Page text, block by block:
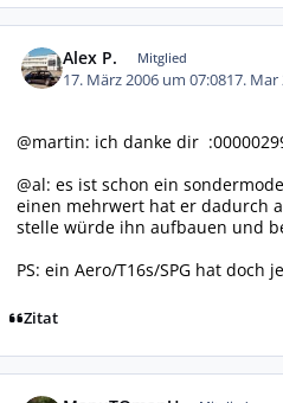
Alex P. Mitglied
17. März 2006 um 07:0817. Mar
@martin: ich danke dir
@al: es ist schon ein
einen mehrwert hat er dadurch
stelle würde ihn aufbauen und
PS: ein Aero/T16s/SPG hat doch
Zitat